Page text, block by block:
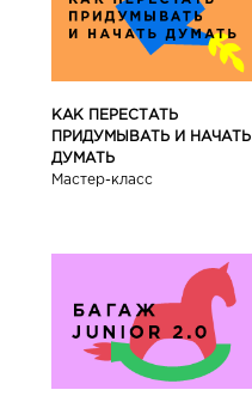
КАК ПЕРЕСТАТЬ
ПРИДУМЫВАТЬ И НАЧАТЬ
ДУМАТЬ
Мастер-класс